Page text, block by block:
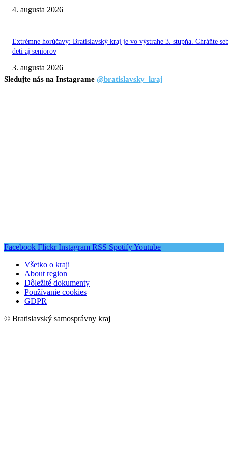
4. augusta 2026
Extrémne horúčavy: Bratislavský kraj je vo výstrahe 3. stupňa. Chráňte
deti aj seniorov
3. augusta 2026
Sledujte nás na Instagrame @bratislavsky_kraj
Facebook Flickr Instagram RSS SpotifyYoutube
Všetko o kraji
About region
Dôležité dokumenty
Používanie cookies
GDPR
© Bratislavský samosprávny kraj